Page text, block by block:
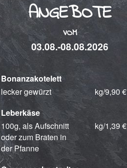
ANGEBOTE
VOM
03.08.-08.08.2026
Bonanzakotelett
lecker gewürzt
kg/9,90 €
Leberkäse
100g, als Aufschnitt
oder zum Braten in
der Pfanne
kg/1,39 €